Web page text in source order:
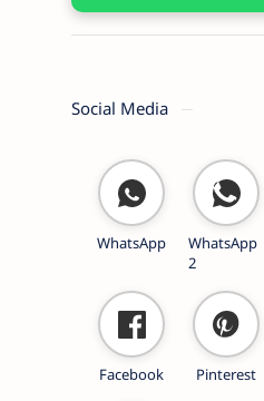
Social Media
WhatsApp
WhatsApp
2
Facebook Pinterest